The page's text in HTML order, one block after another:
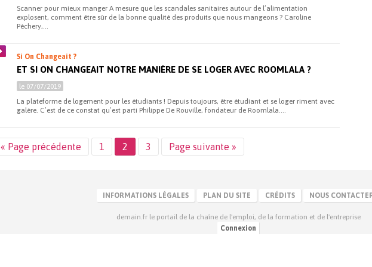
Scanner pour mieux manger A mesure que les scandales sanitaires autour de l’alimentation
explosent, comment être sûr de la bonne qualité des produits que nous mangeons ? Caroline
Péchery,...
Si On Changeait ?
ET SI ON CHANGEAIT NOTRE MANIÈRE DE SE LOGER AVEC ROOMLALA ?
le 07/07/2019
La plateforme de logement pour les étudiants ! Depuis toujours, être étudiant et se loger riment avec
galère. C’est de ce constat qu’est parti Philippe De Rouville, fondateur de Roomlala....
« Page précédente 1 2 3 Page suivante »
INFORMATIONS LÉGALES PLAN DU SITE CRÉDITS NOUS
demain.fr le portail de la chaîne de l'emploi, de la formation et de l'entreprise
Connexion